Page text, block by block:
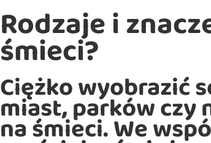
Rodzaje i
śmieci?
Ciężko wyobrazić
miast, parków czy
na śmieci. We